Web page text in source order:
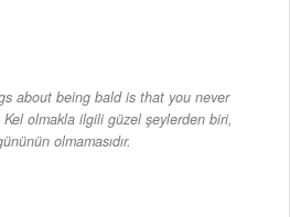
about being bald is that you never
Kel olmakla ilgili güzel şeylerden biri,
olmamasıdır.